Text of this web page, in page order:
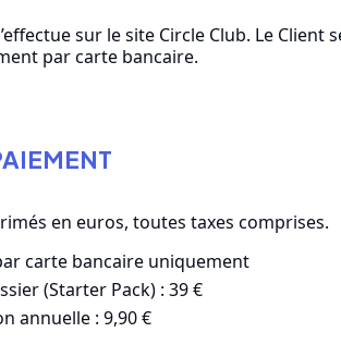
sur le site Circle Club. Le
par carte bancaire.
en euros, toutes taxes comprises.
carte bancaire uniquement
(Starter Pack) : 39 €
annuelle : 9,90 €